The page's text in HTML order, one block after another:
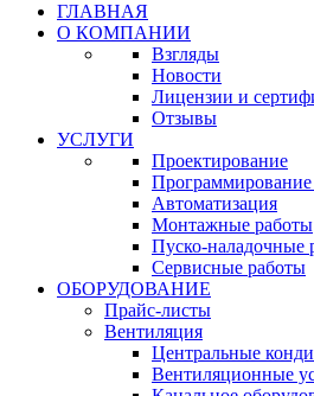
ГЛАВНАЯ
О КОМПАНИИ
Взгляды
Новости
Лицензии и
Отзывы
УСЛУГИ
Проектирование
Программирование
Автоматизация
Монтажные работы
Пуско-наладочные
Сервисные работы
ОБОРУДОВАНИЕ
Прайс-листы
Вентиляция
Центральные
Вентиляционные